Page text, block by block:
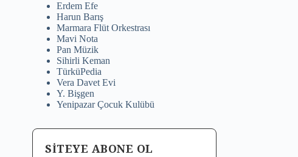
Erdem Efe
Harun Barış
Marmara Flüt Orkestrası
Mavi Nota
Pan Müzik
Sihirli Keman
TürküPedia
Vera Davet Evi
Y. Bişgen
Yenipazar Çocuk Kulübü
SİTEYE ABONE OL